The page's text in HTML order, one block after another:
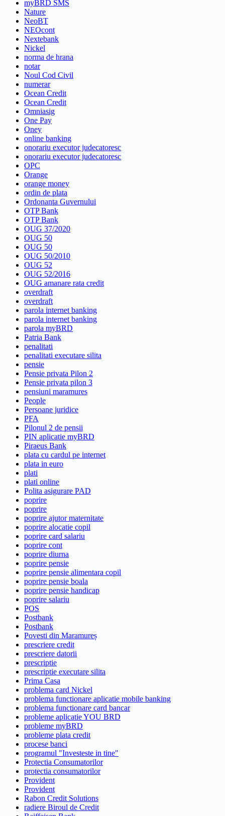
myBRD SMS
Nature
NeoBT
NEOcont
Nextebank
Nickel
norma de hrana
notar
Noul Cod Civil
numerar
Ocean Credit
Ocean Credit
Omniasig
One Pay
Oney
online banking
onorariu executor judecatoresc
onorariu executor judecatoresc
OPC
Orange
orange money
ordin de plata
Ordonanta Guvernului
OTP Bank
OTP Bank
OUG 37/2020
OUG 50
OUG 50
OUG 50/2010
OUG 52
OUG 52/2016
OUG amanare rata credit
overdraft
overdraft
parola internet banking
parola internet banking
parola myBRD
Patria Bank
penalitati
penalitati executare silita
pensie
Pensie privata Pilon 2
Pensie privata pilon 3
pensiuni maramures
People
Persoane juridice
PFA
Pilonul 2 de pensii
PIN aplicatie myBRD
Piraeus Bank
plata cu cardul pe internet
plata in euro
plati
plati online
Polita asigurare PAD
poprire
poprire
poprire ajutor maternitate
poprire alocatie copil
poprire card salariu
poprire cont
poprire diurna
poprire pensie
poprire pensie alimentara copil
poprire pensie boala
poprire pensie handicap
poprire salariu
POS
Postbank
Postbank
Povesti din Maramureș
prescriere credit
prescriere datorii
prescriptie
prescriptie executare silita
Prima Casa
problema card Nickel
problema functionare aplicatie mobile banking
problema functionare card bancar
probleme aplicatie YOU BRD
probleme myBRD
probleme plata credit
procese banci
programul "Investeste in tine"
Protectia Consumatorilor
protectia consumatorilor
Provident
Provident
Rabon Credit Solutions
radiere Biroul de Credit